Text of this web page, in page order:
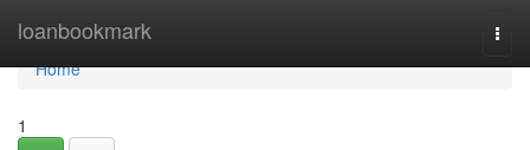
loanbookmark
Home
Home
1